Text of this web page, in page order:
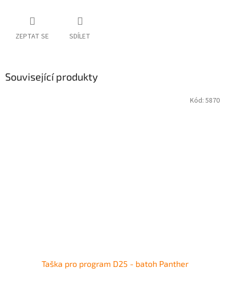
ZEPTAT SE SDÍLET
Související produkty
Taška pro program D25 - batoh Panther
Kód: 5870